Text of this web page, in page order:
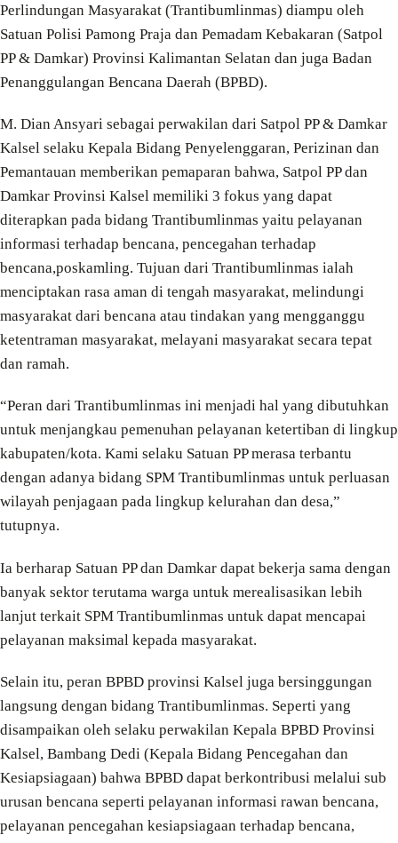
Perlindungan Masyarakat (Trantibumlinmas) diampu oleh
Satuan Polisi Pamong Praja dan Pemadam Kebakaran (Satpol
PP & Damkar) Provinsi Kalimantan Selatan dan juga Badan
Penanggulangan Bencana Daerah (BPBD).
M. Dian Ansyari sebagai perwakilan dari Satpol PP & Damkar
Kalsel selaku Kepala Bidang Penyelenggaran, Perizinan dan
Pemantauan memberikan pemaparan bahwa, Satpol PP dan
Damkar Provinsi Kalsel memiliki 3 fokus yang dapat
diterapkan pada bidang Trantibumlinmas yaitu pelayanan
informasi terhadap bencana, pencegahan terhadap
bencana,poskamling. Tujuan dari Trantibumlinmas ialah
menciptakan rasa aman di tengah masyarakat, melindungi
masyarakat dari bencana atau tindakan yang mengganggu
ketentraman masyarakat, melayani masyarakat secara tepat
dan ramah.
“Peran dari Trantibumlinmas ini menjadi hal yang dibutuhkan
untuk menjangkau pemenuhan pelayanan ketertiban di lingkup
kabupaten/kota. Kami selaku Satuan PP merasa terbantu
dengan adanya bidang SPM Trantibumlinmas untuk perluasan
wilayah penjagaan pada lingkup kelurahan dan desa,”
tutupnya.
Ia berharap Satuan PP dan Damkar dapat bekerja sama dengan
banyak sektor terutama warga untuk merealisasikan lebih
lanjut terkait SPM Trantibumlinmas untuk dapat mencapai
pelayanan maksimal kepada masyarakat.
Selain itu, peran BPBD provinsi Kalsel juga bersinggungan
langsung dengan bidang Trantibumlinmas. Seperti yang
disampaikan oleh selaku perwakilan Kepala BPBD Provinsi
Kalsel, Bambang Dedi (Kepala Bidang Pencegahan dan
Kesiapsiagaan) bahwa BPBD dapat berkontribusi melalui sub
urusan bencana seperti pelayanan informasi rawan bencana,
pelayanan pencegahan kesiapsiagaan terhadap bencana,